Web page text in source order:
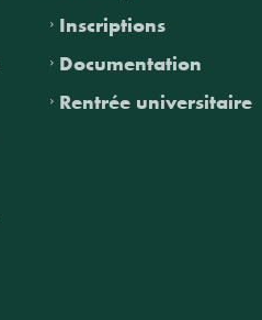
Inscriptions
Documentation
Rentrée universitaire